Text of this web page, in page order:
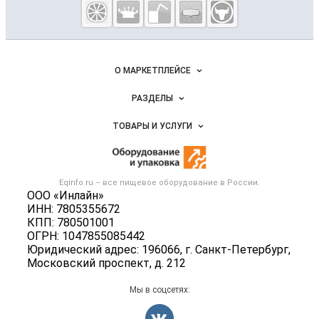
пищевое
оборудование
и упаковка
Важные разделы и контакты
Eqinfo.ru – все пищевое оборудование в России.
ООО «Инлайн»
ИНН: 7805355672
КПП: 780501001
ОГРН: 1047855085442
Юридический адрес: 196066, г. Санкт-Петербург,
Московский проспект, д. 212
Навигация по сайтуО МАРКЕТПЛЕЙСЕ
Новости Eqinfo.ru
Размещение рекламы
Публичная оферта
Контактная информация
Политика обработки персональных данных
РАЗДЕЛЫ
Объявления
Вакансии
Блог
ТОВАРЫ И УСЛУГИ
Оборудование для пищепрома
Тара и упаковка
Б/у оборудование
Информация о компаниях
Добавить объявление
Карта объявлений
Мы в соцсетях: